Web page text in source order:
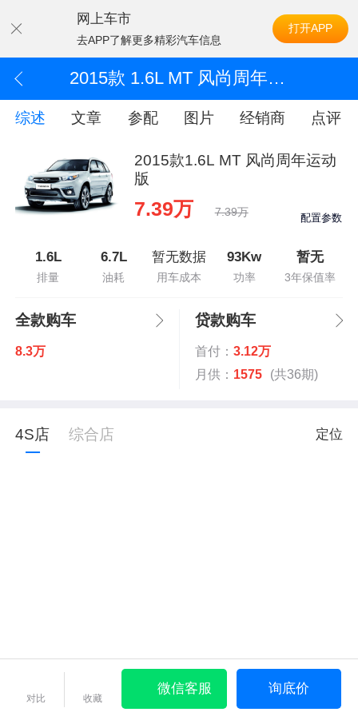
网上车市
去APP了解更多精彩汽车信息
打开APP
2015款 1.6L MT 风尚周年运动版
综述 文章 参配 图片 经销商 点评
2015款1.6L MT 风尚周年运动
版
7.39万 7.39万 配置参数
1.6L
排量
6.7L
油耗
暂无数据
用车成本
93Kw
功率
暂无
3年保值率
全款购车
8.3万
贷款购车
首付： 3.12万
月供： 1575 (共36期)
4S店 综合店 定位
对比 收藏
微信客服 询底价